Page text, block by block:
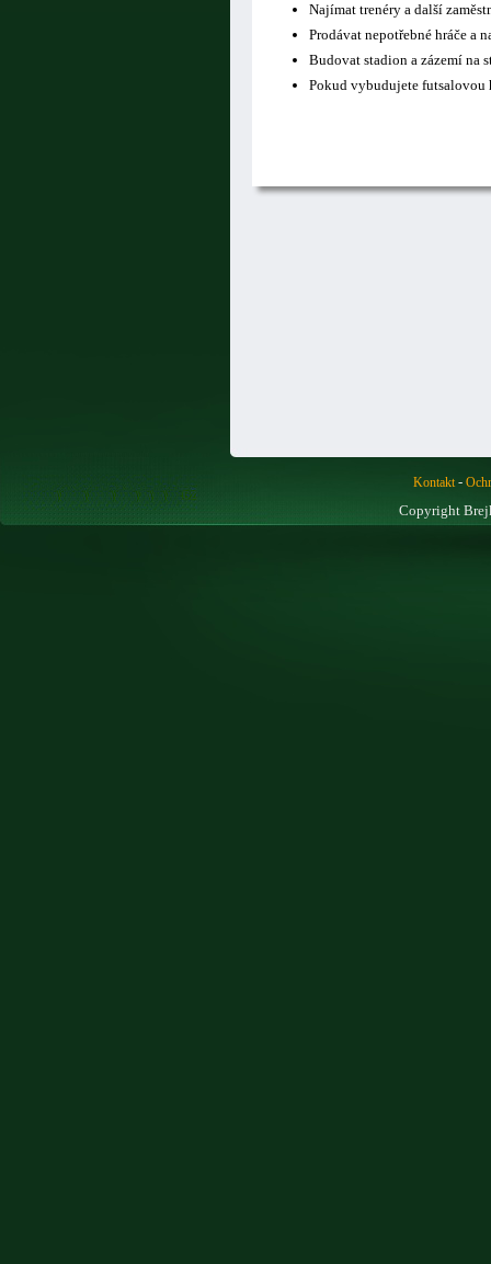
Najímat trenéry a další
Prodávat nepotřebné hráče a
Budovat stadion a zázemí na
Pokud vybudujete futsalovou
Kontakt-
Copyright